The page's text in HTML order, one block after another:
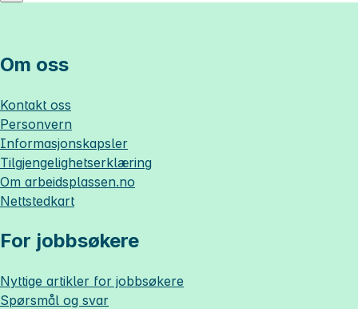
Om oss
Kontakt oss
Personvern
Informasjonskapsler
Tilgjengelighetserklæring
Om arbeidsplassen.no
Nettstedkart
For jobbsøkere
Nyttige artikler for jobbsøkere
Spørsmål og svar